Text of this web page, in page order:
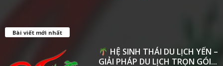
Bài viết mới nhất
HỆ SINH THÁI DU LỊCH YẾN –
GIẢI PHÁP DU LỊCH TRỌN GÓI...